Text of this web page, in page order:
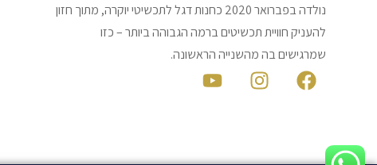
נולדה בפברואר 2020 כחנות דגל לתכשיטי יוקרה, מתוך חזון
להעניק חוויית תכשיטים ברמה הגבוהה ביותר – כזו
שמרגישים בה מהשנייה הראשונה.